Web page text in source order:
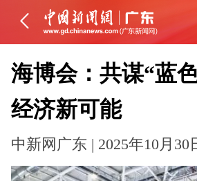
海博会：共谋“蓝
经济新可能
中新网广东 | 2025年10月30